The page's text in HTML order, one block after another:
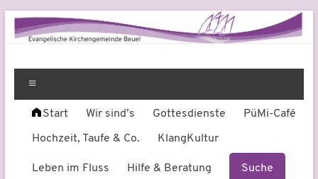
Zum
Inhalt
springen
Evangelische
Kirchengemeinde
Beuel
am
Start Wir sind’s Gottesdienste PüMi-Café
Hochzeit, Taufe & Co. KlangKultur
Leben im Fluss Hilfe & Beratung Suche